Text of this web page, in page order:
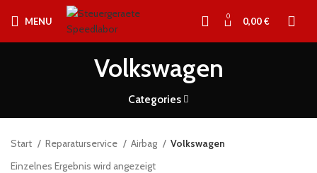
MENU 0 0,00€
Volkswagen
Categories
Start Reparaturservice Airbag
Volkswagen
Einzelnes Ergebnis wird angezeigt